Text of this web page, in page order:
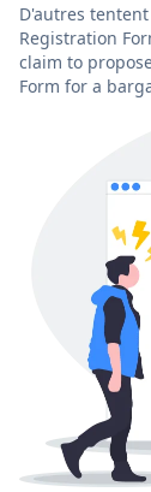
D'autres
Registration
claim to
Form for a